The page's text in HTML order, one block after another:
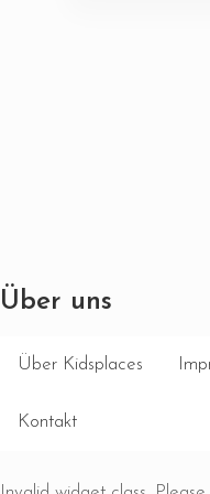
Über uns
Über Kidsplaces
Kontakt